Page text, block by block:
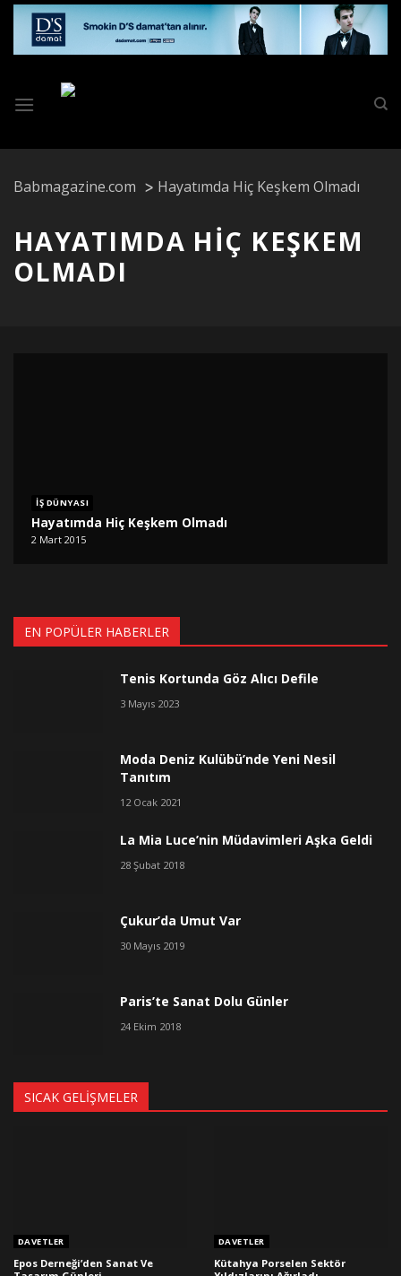
Skip
content
Babmagazine.com Hayatımda Hiç Keşkem Olmadı
HAYATIMDA HIÇ KEŞKEM
OLMADI
İŞ DÜNYASI
Hayatımda Hiç Keşkem Olmadı
2 Mart 2015
EN POPÜLER HABERLER
Tenis Kortunda Göz Alıcı Defile
3 Mayıs 2023
Moda Deniz Kulübü’nde Yeni Nesil
Tanıtım
12 Ocak 2021
La Mia Luce’nin Müdavimleri Aşka Geldi
28 Şubat 2018
Çukur’da Umut Var
30 Mayıs 2019
Paris’te Sanat Dolu Günler
24 Ekim 2018
SICAK GELIŞMELER
DAVETLER
Epos Derneği’den Sanat Ve
DAVETLER
Kütahya Porselen Sektör